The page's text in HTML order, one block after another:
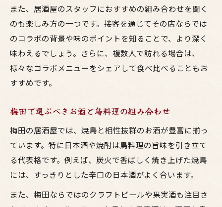
また、居酒屋のスタッフにおすすめの組み合わせを聞く
のも楽しみ方の一つです。接客を通じてその店ならでは
のコラボの背景や味のポイントを知ることで、より深く
味わえるでしょう。さらに、複数人で訪れる場合は、
様々なコラボメニューをシェアして食べ比べることもお
すすめです。
梅田で選ぶべきお酒と鳥料理の組み合わせ
梅田の居酒屋では、焼鳥と相性抜群のお酒が豊富に揃っ
ています。特に日本酒や焼酎は鳥料理の旨味を引き立て
る代表格です。例えば、炭火で香ばしく焼き上げた焼鳥
には、すっきりとした辛口の日本酒がよく合います。
また、梅田ならではのクラフトビールや果実酒も注目さ